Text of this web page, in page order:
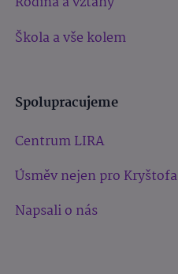
Škola a vše kolem
Spolupracujeme
Centrum LIRA
Úsměv nejen pro Kryštofa
Napsali o nás